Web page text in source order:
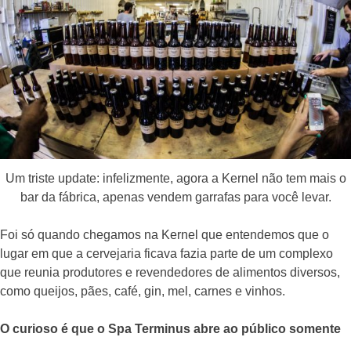
Um triste update: infelizmente, agora a Kernel não tem mais o
bar da fábrica, apenas vendem garrafas para você levar.
Foi só quando chegamos na Kernel que entendemos que o
lugar em que a cervejaria ficava fazia parte de um complexo
que reunia produtores e revendedores de alimentos diversos,
como queijos, pães, café, gin, mel, carnes e vinhos.
O curioso é que o Spa Terminus abre ao público somente